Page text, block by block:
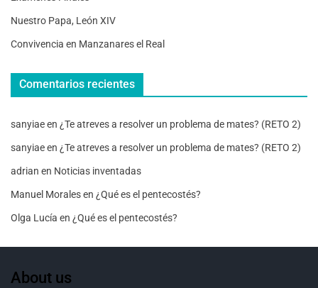
Nuestro Papa, León XIV
Convivencia en Manzanares el Real
Comentarios recientes
sanyiaeen ¿Te atreves a resolver un problema de mates? (RETO 2)
sanyiaeen ¿Te atreves a resolver un problema de mates? (RETO 2)
adrian en Noticias inventadas
Manuel Moralesen ¿Qué es el pentecostés?
Olga Lucía en ¿Qué es el pentecostés?
About us